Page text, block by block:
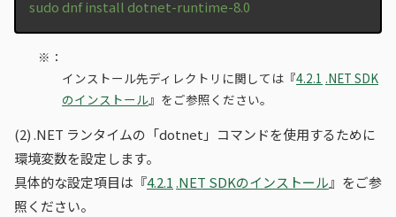
sudo dnf install dotnet-runtime-8.0
※：
インストール先ディレクトリに関しては『4.2.1 .NET SDK
のインストール』をご参照ください。
(2).NET ランタイムの「dotnet」コマンドを使用するために
環境変数を設定します。
具体的な設定項目は『4.2.1 .NET SDKのインストール』をご参
照ください。